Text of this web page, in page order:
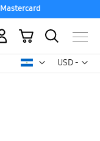
USD -
dólar
Mi carrito